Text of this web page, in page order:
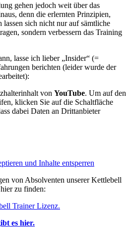
gehen jedoch weit über das
denn die erlernten Prinzipien,
sich nicht nur auf sämtliche
sondern verbessern das Training
lasse ich lieber „Insider“ (=
berichten (leider wurde der
von YouTube. Um auf den
klicken Sie auf die Schaltfläche
dabei Daten an Drittanbieter
und Inhalte entsperren
von Absolventen unserer Kettlebell
zu finden:
Trainer Lizenz.
es hier.